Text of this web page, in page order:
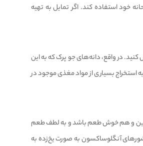
خود استفاده کند. اگر تمایل به تهیه
در واقع، دانه‌های جو پرک که به این
استخراج بسیاری از مواد مغذی موجود در
و هم خوش طعم باشد و به لطف طعم
آنگلوساکسون به صورت یخ‌زده به